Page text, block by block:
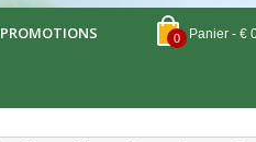
0 Panier - €
PROMOTIONS